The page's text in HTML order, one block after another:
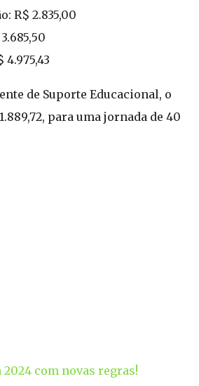
R$ 2.835,00
4.975,43
de Suporte Educacional, o
para uma jornada de 40
2024 com novas regras!